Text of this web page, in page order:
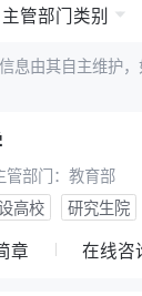
主管部门类别
息由其自主维护
管部门： 教育部
高校
研究生院
章 在线咨